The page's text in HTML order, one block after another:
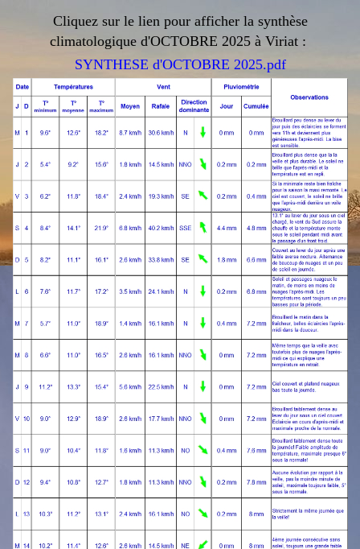
Cliquez sur le lien pour afficher la synthèse
climatologique d'OCTOBRE 2025 à Viriat :
SYNTHESE d'OCTOBRE 2025.pdf